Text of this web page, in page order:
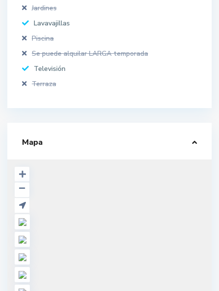
Jardines
Lavavajillas
Piscina
Se puede alquilar LARGA temporada
Televisión
Terraza
Mapa